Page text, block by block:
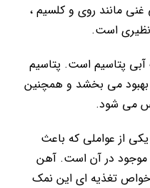
مانند روی و کلسیم ،
است.
پتاسیم است. پتاسیم
می بخشد و همچنین
می شود.
یکی از عواملی که باعث
در آن است. آهن
تغذیه ای این نمک